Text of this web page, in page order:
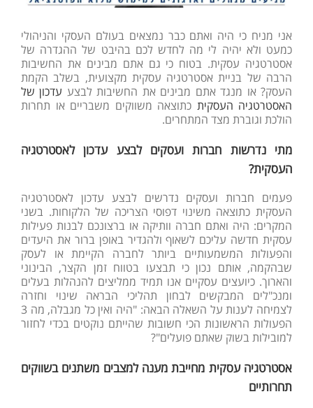
אני מניח כי היה ואתם כבר נמצאים בעולם העסקי והניהולי
כמעט ולא יהיה לי מה לחדש לכם בהיבט של ההגדרה של
אסטרטגיה עסקית. בטוח כי גם אתם מבינים את החשיבות
הרבה של בניית אסטרטגיה עסקית מקצועית, בשלב הקמת
העסק? או מנגד אתם מבינים את החשיבות לבצע עדכון של
האסטרטגיה העסקית כתוצאה משווקים משבריים או תחרות
הולכת וגוברת מצד המתחרים.
מתי נדרשות חברות ועסקים לבצע עדכון לאסטרטגיה
העסקית?
פעמים חברות ועסקים נדרשים לבצע עדכון לאסטרטגיה
העסקית כתוצאה משינוי דפוסי הצריכה של הלקוחות. בשני
המקרים: היה ואתם חברה וותיקה או ברצונכם לבנות פעילות
עסקית חדשה עליכם לשאוף ולהגדיר באופן ברור את היעדים
והפעולות המשמעותיים ביותר לחברה הקיימת או לעסק
שבהקמה, אותם נכון כי תבצעו בטווח זמן הקצר, הבינוני
והארוך. כיועצים עסקיים אנו תמיד ממליצים להנהלות בעלים
ומנכ"לים המבקשים לבחון תהליכי הבראה שינוי וחזרה
לצמיחה לענות על השאלה הבאה: "היה ואין כל מגבלה, מה 3
הפעולות הראשונות הכי חשובות שהייתם נוקטים בכדי לחזור
למובילות בשוק שאתם פועלים"?
אסטרטגיה עסקית מחייבת מענה למצבים משתנים בשווקים
תחרותיים